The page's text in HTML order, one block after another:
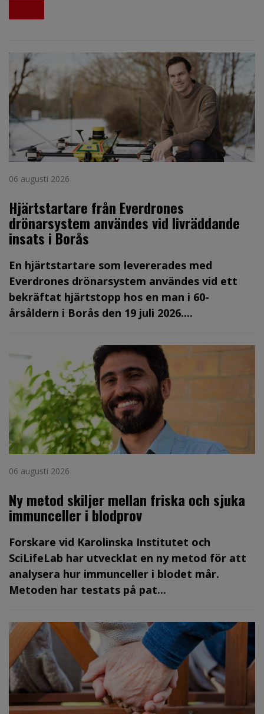
06 augusti 2026
Hjärtstartare från Everdrones
drönarsystem användes vid livräddande
insats i Borås
En hjärtstartare som levererades med
Everdrones drönarsystem användes vid ett
bekräftat hjärtstopp hos en man i 60-
årsåldern i Borås den 19 juli 2026....
06 augusti 2026
Ny metod skiljer mellan friska och sjuka
immunceller i blodprov
Forskare vid Karolinska Institutet och
SciLifeLab har utvecklat en ny metod för att
analysera hur immunceller i blodet mår.
Metoden har testats på pat...